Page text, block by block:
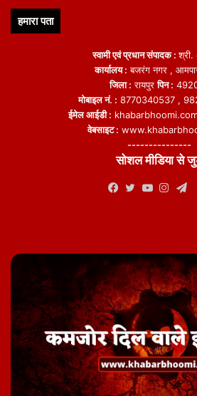
हमारा पता
स्वामी एवं प्रधान संपादक :
कार्यालय : बजरंग नगर ,
जिला : रायपुरपिन :
मोबाइल नं. : 8770340537 ,
ईमेल आईडी :
वेबसाइट :
---------------
सोशल मीडिया से